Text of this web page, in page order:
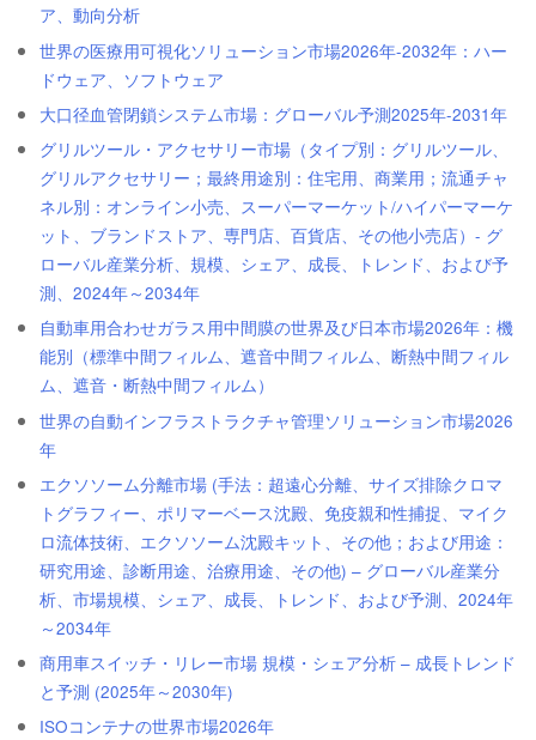
ア、動向分析
世界の医療用可視化ソリューション市場2026年-2032年：ハー
ドウェア、ソフトウェア
大口径血管閉鎖システム市場：グローバル予測2025年-2031年
グリルツール・アクセサリー市場（タイプ別：グリルツール、
グリルアクセサリー；最終用途別：住宅用、商業用；流通チャ
ネル別：オンライン小売、スーパーマーケット/ハイパーマーケ
ット、ブランドストア、専門店、百貨店、その他小売店）- グ
ローバル産業分析、規模、シェア、成長、トレンド、および予
測、2024年～2034年
自動車用合わせガラス用中間膜の世界及び日本市場2026年：機
能別（標準中間フィルム、遮音中間フィルム、断熱中間フィル
ム、遮音・断熱中間フィルム）
世界の自動インフラストラクチャ管理ソリューション市場2026
年
エクソソーム分離市場 (手法：超遠心分離、サイズ排除クロマ
トグラフィー、ポリマーベース沈殿、免疫親和性捕捉、マイク
ロ流体技術、エクソソーム沈殿キット、その他；および用途：
研究用途、診断用途、治療用途、その他) – グローバル産業分
析、市場規模、シェア、成長、トレンド、および予測、2024年
～2034年
商用車スイッチ・リレー市場 規模・シェア分析 – 成長トレンド
と予測 (2025年～2030年)
ISOコンテナの世界市場2026年